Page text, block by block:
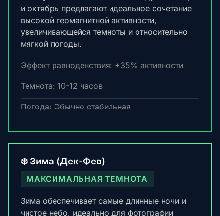
и октябрь предлагают идеальное сочетание
высокой геомагнитной активности,
увеличивающейся темноты и относительно
мягкой погоды.
Эффект равноденствия: +35% активности
Темнота: 10-12 часов
Погода: Обычно стабильная
❄️ Зима (Дек-Фев)
МАКСИМАЛЬНАЯ ТЕМНОТА
Зима обеспечивает самые длинные ночи и
чистое небо, идеально для фотографии